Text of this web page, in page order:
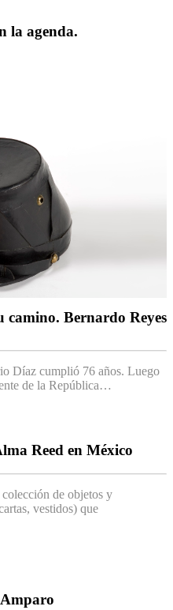
la agenda.
camino. Bernardo Reyes
Díaz cumplió 76 años. Luego
de la República…
Reed en México
de objetos y
vestidos) que